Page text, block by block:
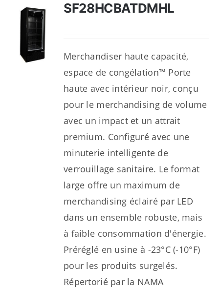
SF28HCBATDMHL
Merchandiser haute capacité,
espace de congélation™ Porte
haute avec intérieur noir, conçu
pour le merchandising de volume
avec un impact et un attrait
premium. Configuré avec une
minuterie intelligente de
verrouillage sanitaire. Le format
large offre un maximum de
merchandising éclairé par LED
dans un ensemble robuste, mais
à faible consommation d'énergie.
Préréglé en usine à -23°C (-10°F)
pour les produits surgelés.
Répertorié par la NAMA